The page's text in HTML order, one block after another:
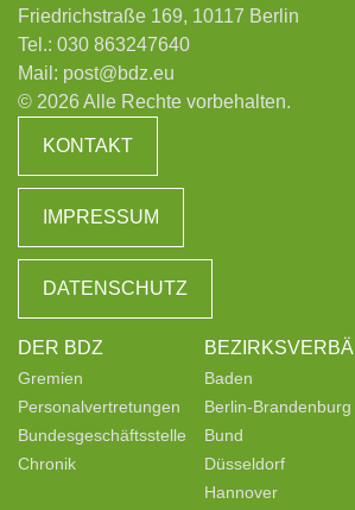
Friedrichstraße 169, 10117 Berlin
Tel.: 030 863247640
Mail: post@bdz.eu
© 2026 Alle Rechte vorbehalten.
KONTAKT
IMPRESSUM
DATENSCHUTZ
DER BDZ
Gremien
Personalvertretungen
Bundesgeschäftsstelle
Chronik
Baden
Berlin-Brandenburg
Bund
Düsseldorf
Hannover